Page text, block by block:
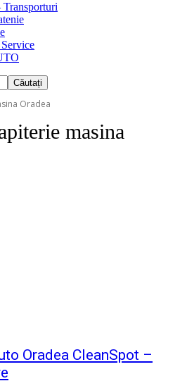
Oradea
masina
Oradea CleanSpot –